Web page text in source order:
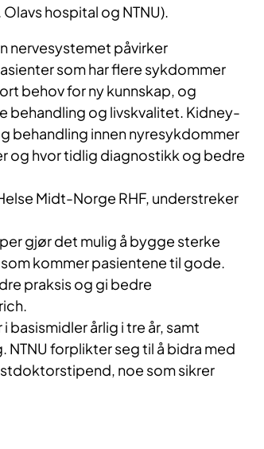
hospital og NTNU).
nervesystemet påvirker
som har flere sykdommer
behov for ny kunnskap, og
behandling og livskvalitet. Kidney-
behandling innen nyresykdommer
og hvor tidlig diagnostikk og bedre
Midt-Norge RHF, understreker
gjør det mulig å bygge sterke
kommer pasientene til gode.
praksis og gi bedre
basismidler årlig i tre år, samt
NTNU forplikter seg til å bidra med
noe som sikrer